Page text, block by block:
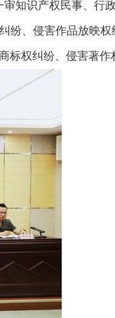
知识产权民事、行政
纷、侵害作品放映
权纠纷、侵害著作